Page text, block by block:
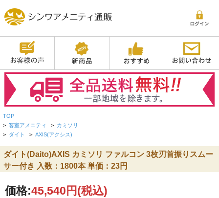
TOP
> 客室アメニティ > カミソリ
> ダイト > AXIS(アクシス)
ダイト(Daito)AXIS カミソリ ファルコン 3枚刃首振りスムー
サー付き 入数：1800本 単価：23円
価格:45,540円(税込)